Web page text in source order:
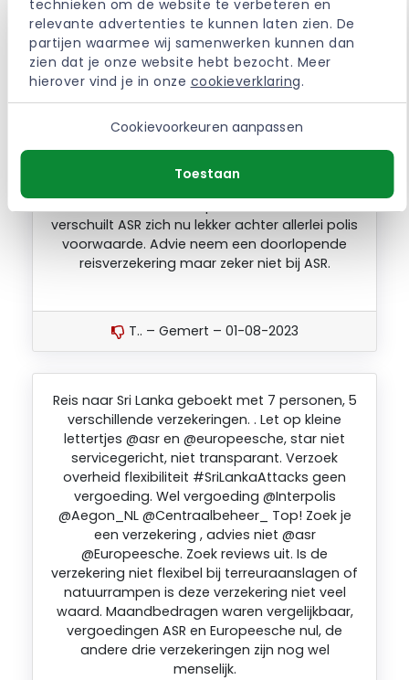
technieken om de website te verbeteren en
relevante advertenties te kunnen laten zien. De
partijen waarmee wij samenwerken kunnen dan
zien dat je onze website hebt bezocht. Meer
hierover vind je in onze cookieverklaring.
Cookievoorkeuren aanpassen
Toestaan
een annulering verzekering konden afsluiten.
Echter nu we door zeer vervellende privé
omstandigheden er gebruik van willen maken,
kunnen ze pas over meer dan 25 dagen
duidelijkheid geven of we in aanmerking
te laat omdat de vakantie over 1 week start.
Wel konden ze aangeven dat we waarschijnlijk
geen geld terug krijgen omdat de aandoening
verschuilt ASR zich nu lekker achter allerlei polis
voorwaarde. Advie neem een doorlopende
reisverzekering maar zeker niet bij ASR.
T.. – Gemert – 01-08-2023
Reis naar Sri Lanka geboekt met 7 personen, 5
verschillende verzekeringen. . Let op kleine
lettertjes @asr en @europeesche, star niet
servicegericht, niet transparant. Verzoek
overheid flexibiliteit #SriLankaAttacks geen
vergoeding. Wel vergoeding @Interpolis
@Aegon_NL @Centraalbeheer_ Top! Zoek je
een verzekering , advies niet @asr
@Europeesche. Zoek reviews uit. Is de
verzekering niet flexibel bij terreuraanslagen of
natuurrampen is deze verzekering niet veel
waard. Maandbedragen waren vergelijkbaar,
vergoedingen ASR en Europeesche nul, de
andere drie verzekeringen zijn nog wel
menselijk.